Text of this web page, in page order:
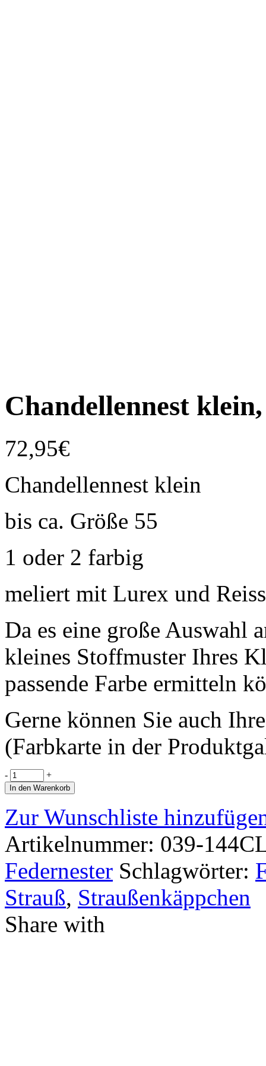
Chandellennest
72,95€
Chandellennest klein
bis ca. Größe 55
1 oder 2 farbig
meliert mit Lurex und
Da es eine große Auswahl
kleines Stoffmuster Ihres
passende Farbe ermitteln
Gerne können Sie auch
(Farbkarte in der
- +
In den Warenkorb
Zur Wunschliste
Artikelnummer: 039-
Federnester Schlagwörter:
Strauß, Straußenkäppchen
Share with